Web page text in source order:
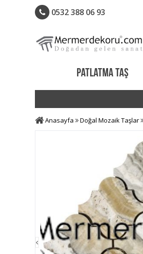
0532 388 06 93
PATLATMA TAŞ
Anasayfa Doğal Mozaik Taşlar